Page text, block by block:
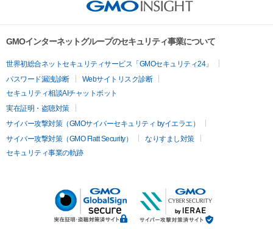
GMOインターネットグループのセキュリティ事業について
世界初総合ネットセキュリティサービス「GMOセキュリティ24」
パスワード漏洩診断
Webサイトリスク診断
セキュリティ相談AIチャットボット
実在証明・盗聴対策
サイバー攻撃対策（GMOサイバーセキュリティ byイエラエ）
サイバー攻撃対策（GMO Flatt Security）
なりすまし対策
セキュリティ事業の軌跡